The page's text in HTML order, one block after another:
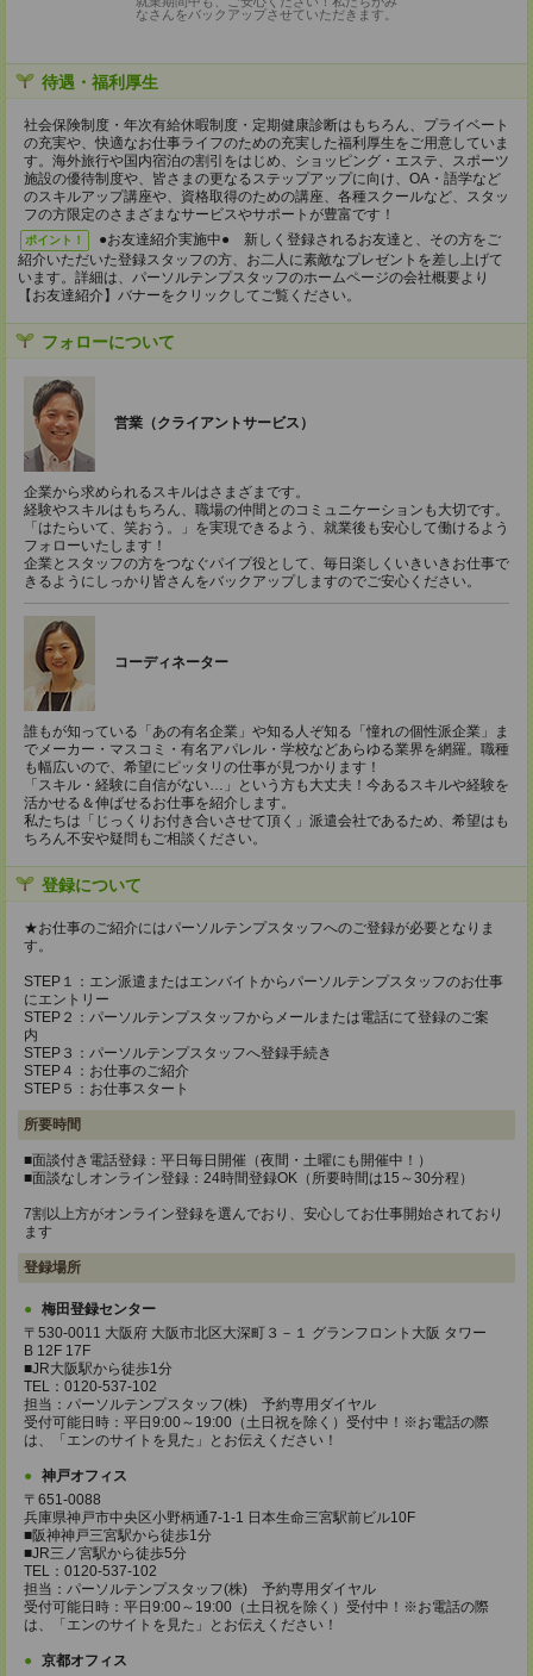
なさんをバックアップさせていただきます。
待遇・福利厚生
社会保険制度・年次有給休暇制度・定期健康診断はもちろん、プライベート
の充実や、快適なお仕事ライフのための充実した福利厚生をご用意していま
す。海外旅行や国内宿泊の割引をはじめ、ショッピング・エステ、スポーツ
施設の優待制度や、皆さまの更なるステップアップに向け、OA・語学など
のスキルアップ講座や、資格取得のための講座、各種スクールなど、スタッ
フの方限定のさまざまなサービスやサポートが豊富です！
ポイント！
●お友達紹介実施中● 新しく登録されるお友達と、その方をご
紹介いただいた登録スタッフの方、お二人に素敵なプレゼントを差し上げて
います。詳細は、パーソルテンプスタッフのホームページの会社概要より
【お友達紹介】バナーをクリックしてご覧ください。
フォローについて
営業（クライアントサービス）
企業から求められるスキルはさまざまです。
経験やスキルはもちろん、職場の仲間とのコミュニケーションも大切です。
「はたらいて、笑おう。」を実現できるよう、就業後も安心して働けるよう
フォローいたします！
企業とスタッフの方をつなぐパイプ役として、毎日楽しくいきいきお仕事で
きるようにしっかり皆さんをバックアップしますのでご安心ください。
コーディネーター
誰もが知っている「あの有名企業」や知る人ぞ知る「憧れの個性派企業」ま
でメーカー・マスコミ・有名アパレル・学校などあらゆる業界を網羅。職種
も幅広いので、希望にピッタリの仕事が見つかります！
「スキル・経験に自信がない…」という方も大丈夫！今あるスキルや経験を
活かせる＆伸ばせるお仕事を紹介します。
私たちは「じっくりお付き合いさせて頂く」派遣会社であるため、希望はも
ちろん不安や疑問もご相談ください。
登録について
★お仕事のご紹介にはパーソルテンプスタッフへのご登録が必要となりま
す。
STEP１：エン派遣またはエンバイトからパーソルテンプスタッフのお仕事
にエントリー
STEP２：パーソルテンプスタッフからメールまたは電話にて登録のご案
内
STEP３：パーソルテンプスタッフへ登録手続き
STEP４：お仕事のご紹介
STEP５：お仕事スタート
所要時間
■面談付き電話登録：平日毎日開催（夜間・土曜にも開催中！）
■面談なしオンライン登録：24時間登録OK（所要時間は15～30分程）
7割以上方がオンライン登録を選んでおり、安心してお仕事開始されており
ます
登録場所
梅田登録センター
〒530-0011 大阪府 大阪市北区大深町３－１ グランフロント大阪 タワー
B 12F 17F
■JR大阪駅から徒歩1分
TEL：0120-537-102
担当：パーソルテンプスタッフ(株) 予約専用ダイヤル
受付可能日時：平日9:00～19:00（土日祝を除く）受付中！※お電話の際
は、「エンのサイトを見た」とお伝えください！
神戸オフィス
〒651-0088
兵庫県神戸市中央区小野柄通7-1-1 日本生命三宮駅前ビル10F
■阪神神戸三宮駅から徒歩1分
■JR三ノ宮駅から徒歩5分
TEL：0120-537-102
担当：パーソルテンプスタッフ(株) 予約専用ダイヤル
受付可能日時：平日9:00～19:00（土日祝を除く）受付中！※お電話の際
は、「エンのサイトを見た」とお伝えください！
京都オフィス